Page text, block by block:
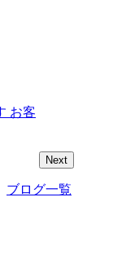
お客
Next
ブログ一覧